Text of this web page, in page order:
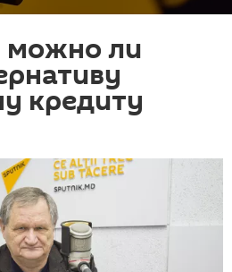
можно ли
кредиту